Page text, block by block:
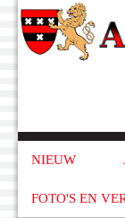
NIEUW
FOTO'S EN